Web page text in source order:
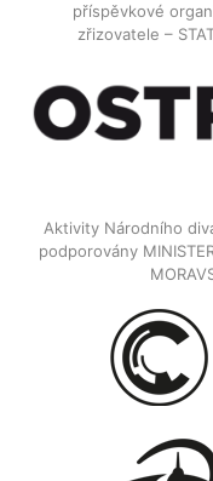
příspěvkové
zřizovatele –
Aktivity Národního
podporovány